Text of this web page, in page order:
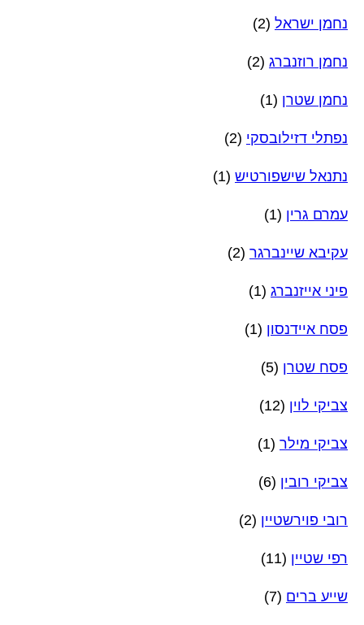
נחמן ישראל (2)
נחמן רוזנברג (2)
נחמן שטרן (1)
נפתלי דזילובסקי (2)
נתנאל שישפורטיש (1)
עמרם גרין (1)
עקיבא שיינברגר (2)
פיני אייזנברג (1)
פסח איידנסון (1)
פסח שטרן (5)
צביקי לוין (12)
צביקי מילר (1)
צביקי רובין (6)
רובי פוירשטיין (2)
רפי שטיין (11)
שייע ברים (7)